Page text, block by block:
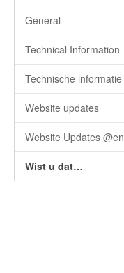
General
Technical Information
Technische informatie
Website updates
Website Updates @en
Wist u dat…